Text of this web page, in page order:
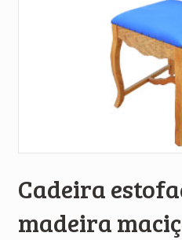
Cadeira
madeira